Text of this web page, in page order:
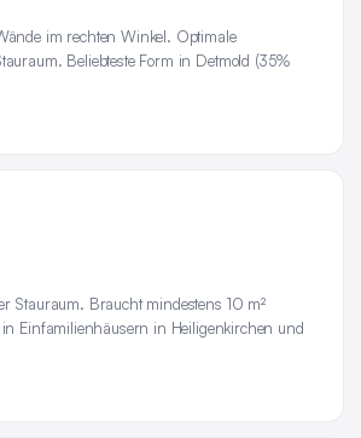
im rechten Winkel. Optimale
Beliebteste Form in Detmold (35%
Stauraum. Braucht mindestens 10 m²
Einfamilienhäusern in Heiligenkirchen und